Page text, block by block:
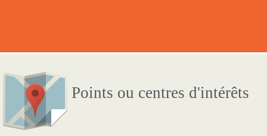
Points ou centres d'intérêts